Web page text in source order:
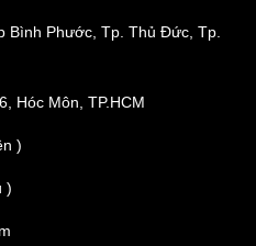
Bình Phước, Tp. Thủ Đức, Tp.
Hóc Môn, TP.HCM
)
)